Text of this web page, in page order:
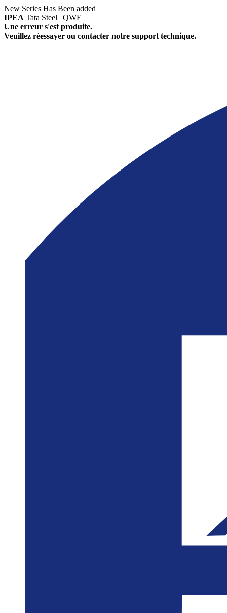
New Series Has Been added
IPEA Tata Steel | QWE
Une erreur s'est produite.
Veuillez réessayer ou contacter notre support technique.